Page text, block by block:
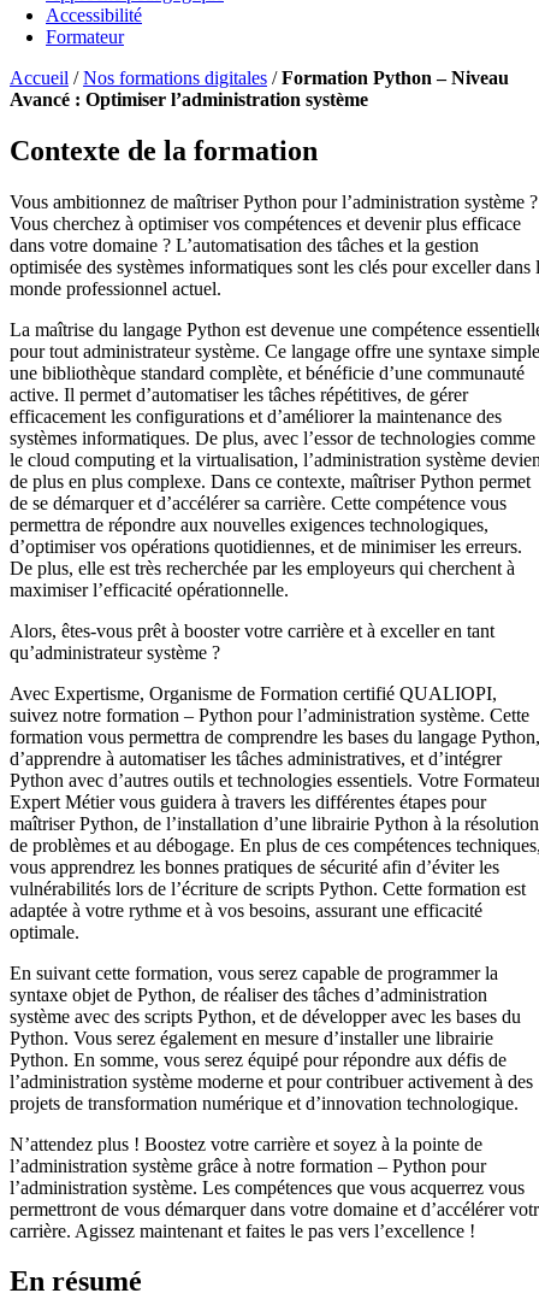
Accessibilité
Formateur
Accueil /Nos formations digitales /Formation Python – Niveau
Avancé : Optimiser l’administration système
Contexte de la formation
Vous ambitionnez de maîtriser Python pour l’administration système ?
Vous cherchez à optimiser vos compétences et devenir plus efficace
dans votre domaine ? L’automatisation des tâches et la gestion
optimisée des systèmes informatiques sont les clés pour exceller dans
monde professionnel actuel.
La maîtrise du langage Python est devenue une compétence
pour tout administrateur système. Ce langage offre une syntaxe
une bibliothèque standard complète, et bénéficie d’une communauté
active. Il permet d’automatiser les tâches répétitives, de gérer
efficacement les configurations et d’améliorer la maintenance des
systèmes informatiques. De plus, avec l’essor de technologies comme
le cloud computing et la virtualisation, l’administration système
de plus en plus complexe. Dans ce contexte, maîtriser Python permet
de se démarquer et d’accélérer sa carrière. Cette compétence vous
permettra de répondre aux nouvelles exigences technologiques,
d’optimiser vos opérations quotidiennes, et de minimiser les erreurs.
De plus, elle est très recherchée par les employeurs qui cherchent à
maximiser l’efficacité opérationnelle.
Alors, êtes-vous prêt à booster votre carrière et à exceller en tant
qu’administrateur système ?
Avec Expertisme, Organisme de Formation certifié QUALIOPI,
suivez notre formation – Python pour l’administration système. Cette
formation vous permettra de comprendre les bases du langage Python,
d’apprendre à automatiser les tâches administratives, et d’intégrer
Python avec d’autres outils et technologies essentiels. Votre
Expert Métier vous guidera à travers les différentes étapes pour
maîtriser Python, de l’installation d’une librairie Python à la résolution
de problèmes et au débogage. En plus de ces compétences
vous apprendrez les bonnes pratiques de sécurité afin d’éviter les
vulnérabilités lors de l’écriture de scripts Python. Cette formation est
adaptée à votre rythme et à vos besoins, assurant une efficacité
optimale.
En suivant cette formation, vous serez capable de programmer la
syntaxe objet de Python, de réaliser des tâches d’administration
système avec des scripts Python, et de développer avec les bases du
Python. Vous serez également en mesure d’installer une librairie
Python. En somme, vous serez équipé pour répondre aux défis de
l’administration système moderne et pour contribuer activement à des
projets de transformation numérique et d’innovation technologique.
N’attendez plus ! Boostez votre carrière et soyez à la pointe de
l’administration système grâce à notre formation – Python pour
l’administration système. Les compétences que vous acquerrez vous
permettront de vous démarquer dans votre domaine et d’accélérer
carrière. Agissez maintenant et faites le pas vers l’excellence !
En résumé